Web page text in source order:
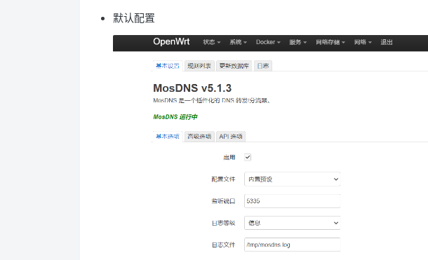
默认配置